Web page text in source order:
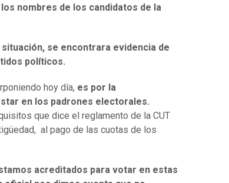
nombres de los candidatos de la
se encontrara evidencia de
políticos.
hoy día, es por la
en los padrones electorales.
que dice el reglamento de la CUT
al pago de las cuotas de los
acreditados para votar en estas